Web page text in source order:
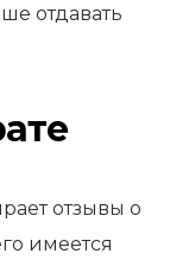
отдавать
отзывы о
имеется